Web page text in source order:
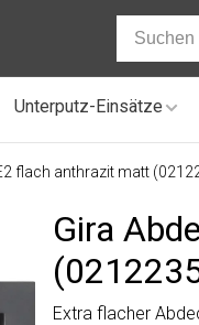
Unterputz-Einsätze
flach anthrazit matt
Gira
Extra flacher